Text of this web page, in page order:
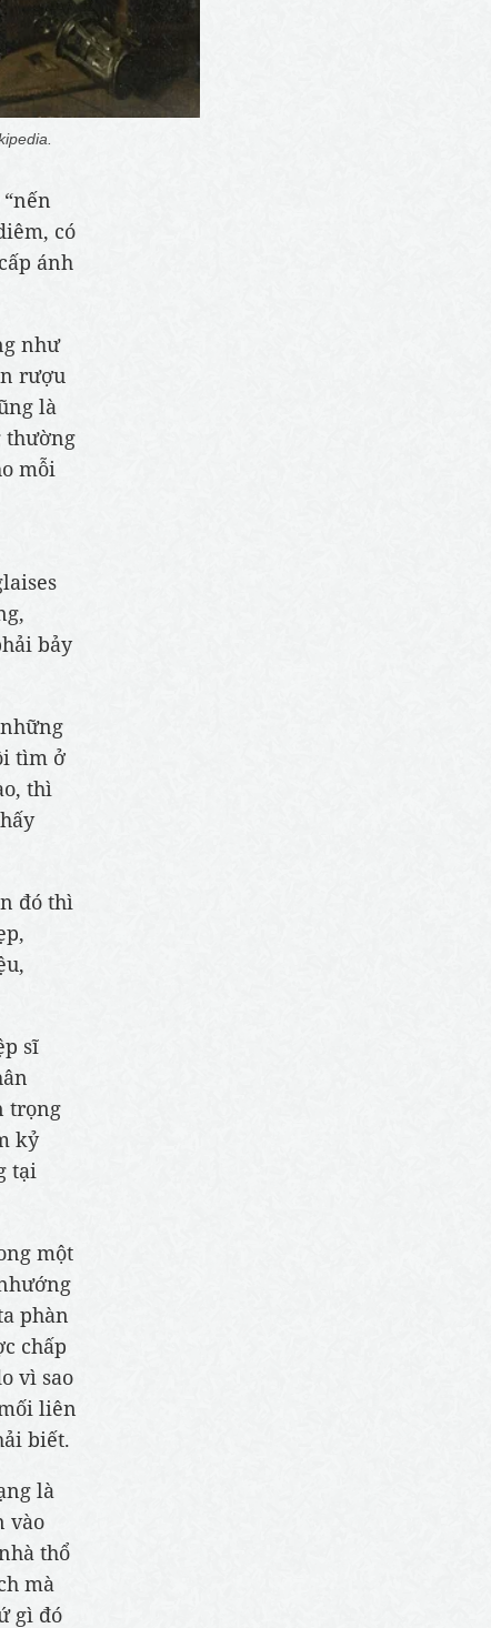
có
ánh
như
rượu
là
thường
mỗi
bảy
tìm ở
thì
đó thì
sĩ
trọng
kỷ
tại
một
phàn
chấp
vì sao
liên
biết.
là
vào
thổ
mà
gì đó